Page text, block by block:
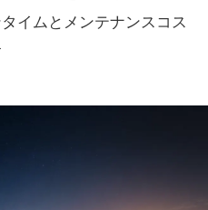
イムとメンテナンスコス